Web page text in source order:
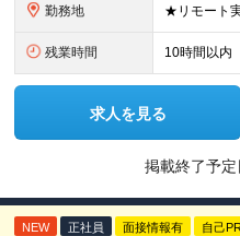
勤務地
残業時間 10時間以内
求人を見る
掲載終了予定
NEW 正社員 面接情報有 自己